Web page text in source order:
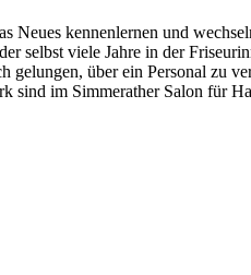
Neues kennenlernen und
selbst viele Jahre in der
gelungen, über ein Personal zu
sind im Simmerather Salon für